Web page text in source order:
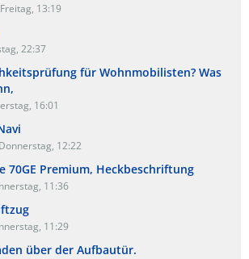
Freitag, 13:19
22:37
für Wohnmobilisten? Was
16:01
Donnerstag, 12:22
70GE Premium, Heckbeschriftung
11:36
11:29
über der Aufbautür.